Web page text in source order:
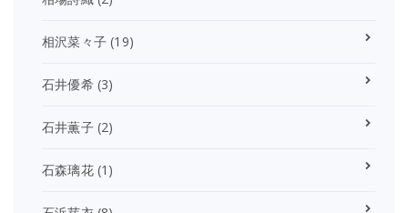
相沢菜々子 (19)
石井優希(3)
石井薫子(2)
石森璃花(1)